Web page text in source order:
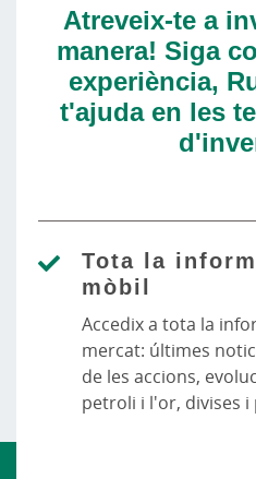
Atreveix-te a
manera! Siga
experiència,
t'ajuda en les
Tota la
mòbil​
Accedix a tota la
mercat: últimes
de les accions,
petroli i l'or, divises i